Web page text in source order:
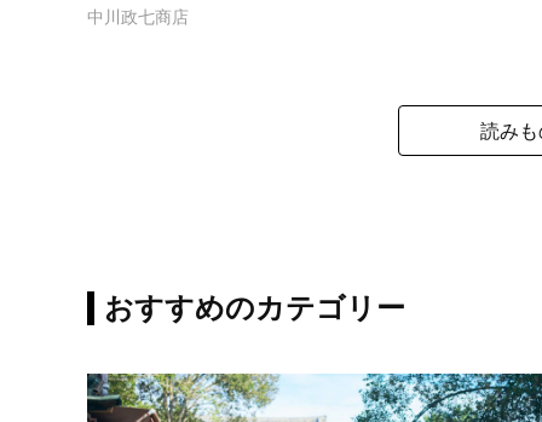
中川政七商店
読み
おすすめのカテゴリー